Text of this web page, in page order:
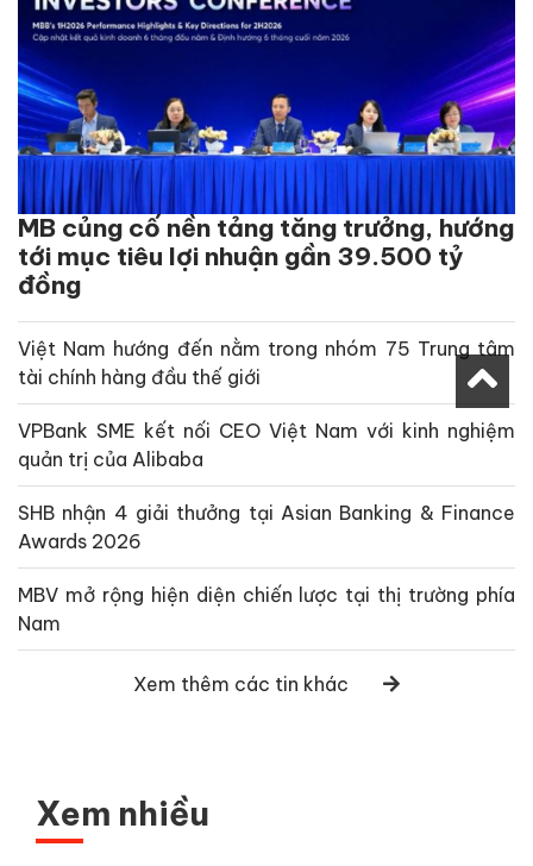
MB củng cố nền tảng tăng trưởng, hướng
tới mục tiêu lợi nhuận gần 39.500 tỷ
đồng
Việt Nam hướng đến nằm trong nhóm 75 Trung tâm
tài chính hàng đầu thế giới
VPBank SME kết nối CEO Việt Nam với kinh nghiệm
quản trị của Alibaba
SHB nhận 4 giải thưởng tại Asian Banking & Finance
Awards 2026
MBV mở rộng hiện diện chiến lược tại thị trường phía
Nam
Xem thêm các tin khác
Xem nhiều